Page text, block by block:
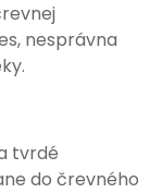
nesprávna
tvrdé
do črevného